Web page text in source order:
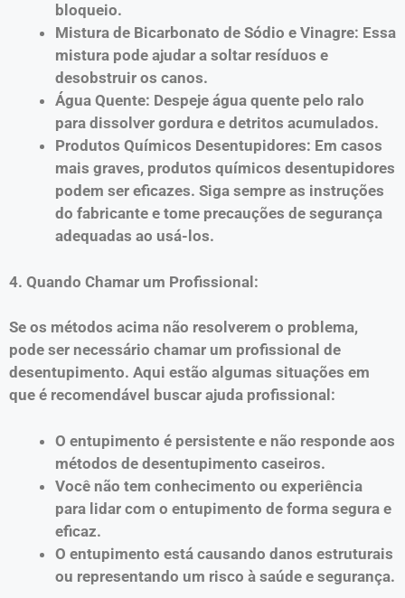
bloqueio.
Mistura de Bicarbonato de Sódio e Vinagre: Essa
mistura pode ajudar a soltar resíduos e
desobstruir os canos.
Água Quente: Despeje água quente pelo ralo
para dissolver gordura e detritos acumulados.
Produtos Químicos Desentupidores: Em casos
mais graves, produtos químicos desentupidores
podem ser eficazes. Siga sempre as instruções
do fabricante e tome precauções de segurança
adequadas ao usá-los.
4. Quando Chamar um Profissional:
Se os métodos acima não resolverem o problema,
pode ser necessário chamar um profissional de
desentupimento. Aqui estão algumas situações em
que é recomendável buscar ajuda profissional:
O entupimento é persistente e não responde aos
métodos de desentupimento caseiros.
Você não tem conhecimento ou experiência
para lidar com o entupimento de forma segura e
eficaz.
O entupimento está causando danos estruturais
ou representando um risco à saúde e segurança.